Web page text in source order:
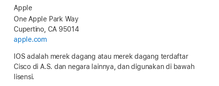
Apple
One Apple Park Way
Cupertino, CA 95014
apple.com
IOS adalah merek dagang atau merek dagang terdaftar
Cisco di A.S. dan negara lainnya, dan digunakan di bawah
lisensi.